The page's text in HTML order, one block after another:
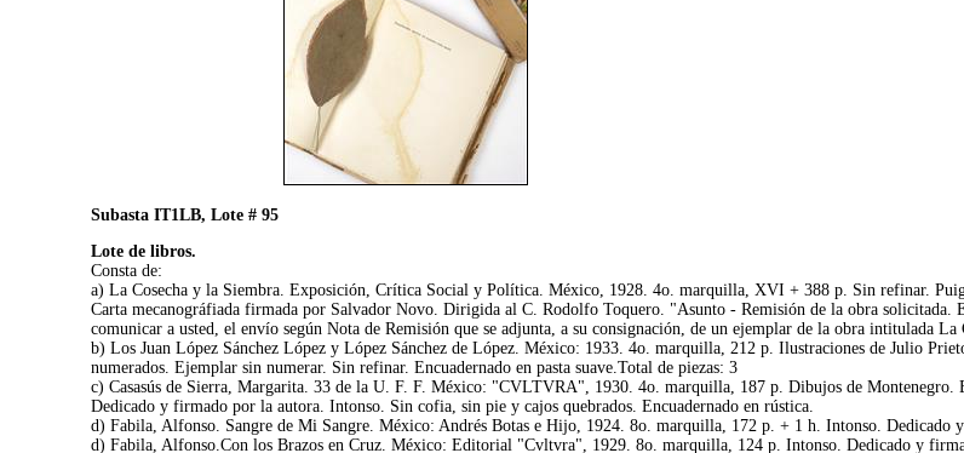
Subasta IT1LB, Lote # 95
Lote de libros.
Consta de:
a) La Cosecha y la Siembra. Exposición, Crítica Social y Política. México, 1928. 4o. marquilla, XVI + 388 p. Sin refinar. Puig
Carta mecanográfiada firmada por Salvador Novo. Dirigida al C. Rodolfo Toquero. "Asunto - Remisión de la obra solicitada.
comunicar a usted, el envío según Nota de Remisión que se adjunta, a su consignación, de un ejemplar de la obra intitulada
b) Los Juan López Sánchez López y López Sánchez de López. México: 1933. 4o. marquilla, 212 p. Ilustraciones de Julio
numerados. Ejemplar sin numerar. Sin refinar. Encuadernado en pasta suave.Total de piezas: 3
c) Casasús de Sierra, Margarita. 33 de la U. F. F. México: "CVLTVRA", 1930. 4o. marquilla, 187 p. Dibujos de Montenegro.
Dedicado y firmado por la autora. Intonso. Sin cofia, sin pie y cajos quebrados. Encuadernado en rústica.
d) Fabila, Alfonso. Sangre de Mi Sangre. México: Andrés Botas e Hijo, 1924. 8o. marquilla, 172 p. + 1 h. Intonso. Dedicado
d) Fabila, Alfonso.Con los Brazos en Cruz. México: Editorial "Cvltvra", 1929. 8o. marquilla, 124 p. Intonso. Dedicado y